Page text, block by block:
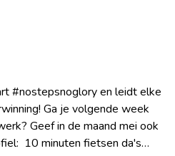
#nostepsnoglory en leidt elke
week
Geef in de maand mei ook
10 minuten fietsen da's